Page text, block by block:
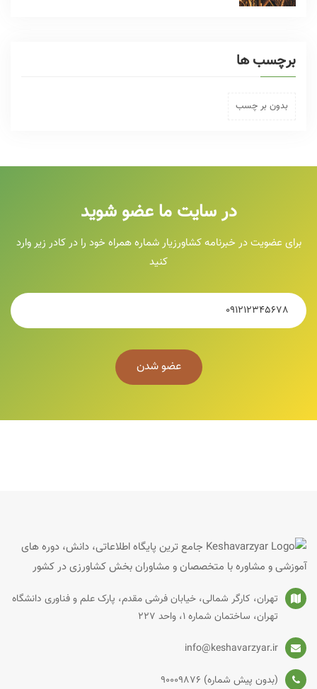
برچسب ها
بدون بر چسب
در سایت ما عضو شوید
برای عضویت در خبرنامه کشاورزیار شماره همراه خود را در کادر زیر وارد
کنید
عضو شدن
جامع ترین پایگاه اطلاعاتی، دانش، دوره های
آموزشی و مشاوره با متخصصان و مشاوران بخش کشاورزی در کشور
تهران، کارگر شمالی، خیابان فرشی مقدم، پارک علم و فناوری دانشگاه
تهران، ساختمان شماره‌ 1، واحد 227
info@keshavarzyar.ir
(بدون پیش شماره) 90009876